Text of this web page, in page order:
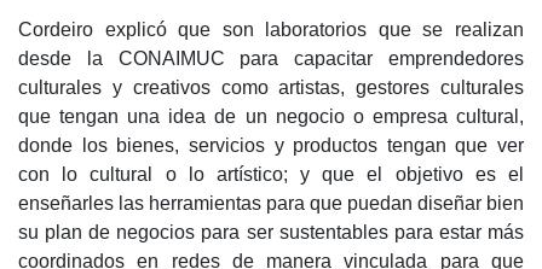
Cordeiro explicó que son laboratorios que se realizan
desde la CONAIMUC para capacitar emprendedores
culturales y creativos como artistas, gestores culturales
que tengan una idea de un negocio o empresa cultural,
donde los bienes, servicios y productos tengan que ver
con lo cultural o lo artístico; y que el objetivo es el
enseñarles las herramientas para que puedan diseñar bien
su plan de negocios para ser sustentables para estar más
coordinados en redes de manera vinculada para que